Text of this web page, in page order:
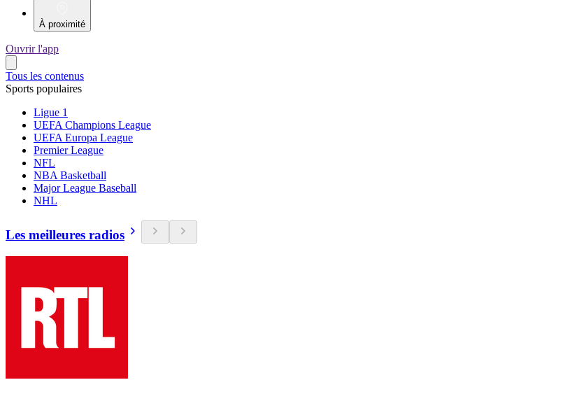
À proximité
Ouvrir l'app
Tous les contenus
Sports populaires
Ligue 1
UEFA Champions League
UEFA Europa League
Premier League
NFL
NBA Basketball
Major League Baseball
NHL
Les meilleures radios